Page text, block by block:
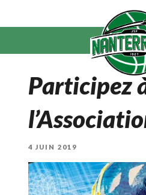
Participez
PUBLIÉ
4 JUIN 2019